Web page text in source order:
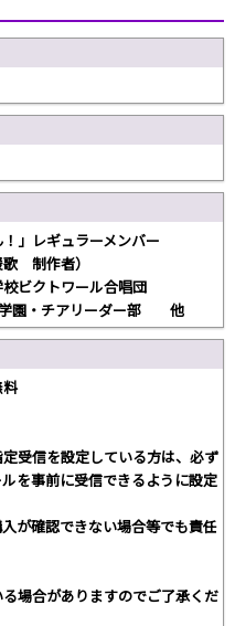
」レギュラーメンバー
制作者）
ビクトワール合唱団
学園・チアリーダー部 他
受信を設定している方は、必ず
を事前に受信できるように設定
が確認できない場合等でも責任
場合がありますのでご了承くだ